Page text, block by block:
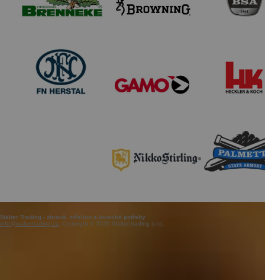
Walter Trading - zbraně, střelivo a lovecké potřeby
info@waltertrading.cz , Copyright © 2026 Walter trading s.r.o.